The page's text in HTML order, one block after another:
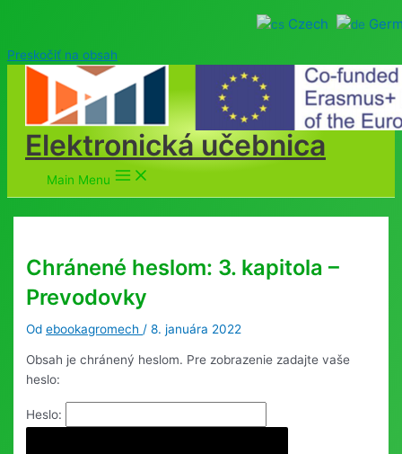
Preskočiť na obsah
Elektronická učebnica
Main Menu
Chránené heslom: 3. kapitola –
Prevodovky
Od ebookagromech /8. januára 2022
Obsah je chránený heslom. Pre zobrazenie zadajte vaše
heslo:
Heslo:
Czech